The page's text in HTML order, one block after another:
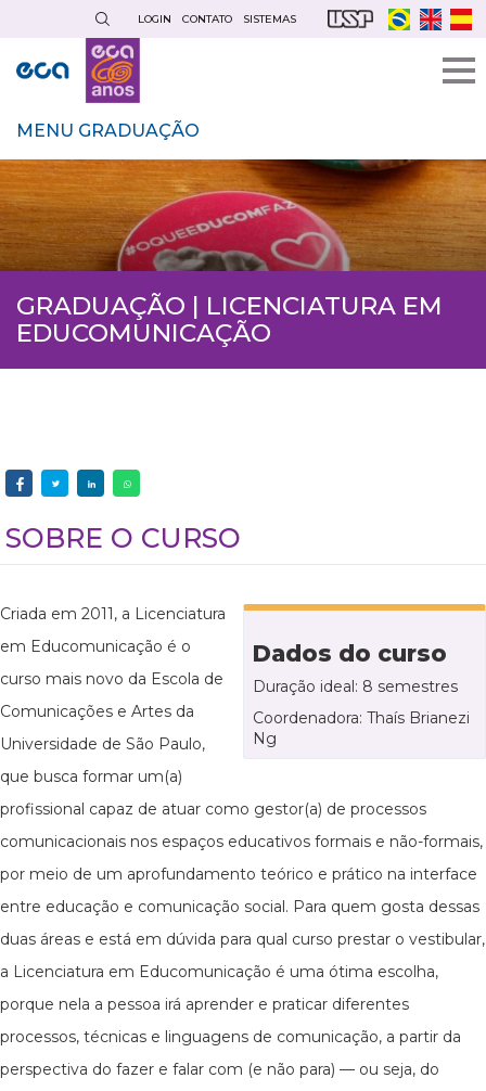
conteúdo
LOGIN CONTATO SISTEMAS
MENU GRADUAÇÃO
GRADUAÇÃO | LICENCIATURA EM
EDUCOMUNICAÇÃO
SOBRE O CURSO
Dados do curso
Duração ideal: 8 semestres
Coordenadora: Thaís Brianezi
Ng
Criada em 2011, a Licenciatura
em Educomunicação é o
curso mais novo da Escola de
Comunicações e Artes da
Universidade de São Paulo,
que busca formar um(a)
profissional capaz de atuar como gestor(a) de processos
comunicacionais nos espaços educativos formais e não-formais,
por meio de um aprofundamento teórico e prático na interface
entre educação e comunicação social. Para quem gosta dessas
duas áreas e está em dúvida para qual curso prestar o vestibular,
a Licenciatura em Educomunicação é uma ótima escolha,
porque nela a pessoa irá aprender e praticar diferentes
processos, técnicas e linguagens de comunicação, a partir da
perspectiva do fazer e falar com (e não para) — ou seja, do